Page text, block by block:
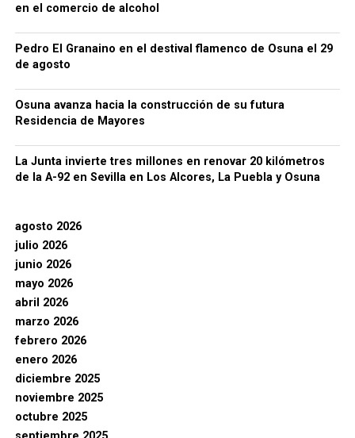
en el comercio de alcohol
Pedro El Granaino en el destival flamenco de Osuna el 29
de agosto
Osuna avanza hacia la construcción de su futura
Residencia de Mayores
La Junta invierte tres millones en renovar 20 kilómetros
de la A-92 en Sevilla en Los Alcores, La Puebla y Osuna
agosto 2026
julio 2026
junio 2026
mayo 2026
abril 2026
marzo 2026
febrero 2026
enero 2026
diciembre 2025
noviembre 2025
octubre 2025